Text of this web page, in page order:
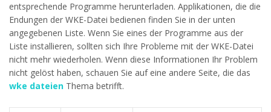
entsprechende Programme herunterladen. Applikationen, die die
Endungen der WKE-Datei bedienen finden Sie in der unten
angegebenen Liste. Wenn Sie eines der Programme aus der
Liste installieren, sollten sich Ihre Probleme mit der WKE-Datei
nicht mehr wiederholen. Wenn diese Informationen Ihr Problem
nicht gelöst haben, schauen Sie auf eine andere Seite, die das
wke dateien Thema betrifft.